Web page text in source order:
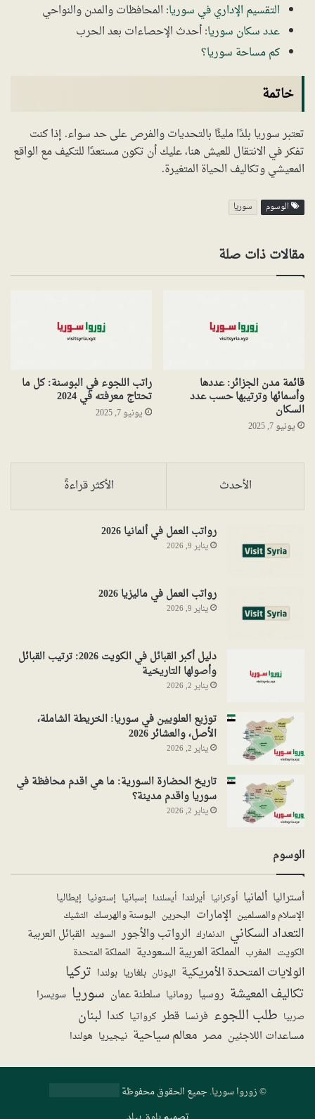
التقسيم الإداري في سوريا: المحافظات والمدن والنواحي
عدد سكان سوريا: أحدث الإحصاءات بعد الحرب
كم مساحة سوريا؟
خاتمة
تعتبر سوريا بلدًا مليئًا بالتحديات والفرص على حد سواء. إذا كنت
تفكر في الانتقال للعيش هنا، عليك أن تكون مستعدًا للتكيف مع الواقع
المعيشي وتكاليف الحياة المتغيرة.
الوسوم سوريا
مقالات ذات صلة
قائمة مدن الجزائر: عددها
وأسمائها وترتيبها حسب عدد
السكان
يونيو 7, 2025
راتب اللجوء في البوسنة: كل ما
تحتاج معرفته في 2024
يونيو 7, 2025
الأحدث الأكثر قراءةً
رواتب العمل في ألمانيا 2026
يناير 9, 2026
رواتب العمل في ماليزيا 2026
يناير 9, 2026
دليل أكبر القبائل في الكويت 2026: ترتيب القبائل
وأصولها التاريخية
يناير 2, 2026
توزيع العلويين في سوريا: الخريطة الشاملة،
الأصل، والعشائر 2026
يناير 2, 2026
تاريخ الحضارة السورية: ما هي اقدم محافظة في
سوريا واقدم مدينة؟
يناير 2, 2026
الوسوم
أستراليا ألمانيا أوكرانيا أيرلندا أيسلندا إسبانيا إستونيا إيطاليا
الإسلام والمسلمين الإمارات البحرين البوسنة والهرسك التشيك
التعداد السكاني الدنمارك الرواتب والأجور السويد القبائل العربية
الكويت المغرب المملكة العربية السعودية المملكة المتحدة
الولايات المتحدة الأمريكية اليونان بلغاريا بولندا تركيا
تكاليف المعيشة روسيا رومانيا سلطنة عمان سوريا سويسرا
صربيا طلب اللجوء فرنسا قطر كرواتيا كندا لبنان
مساعدات اللاجئين مصر معالم سياحية نيجيريا هولندا
©زوروا سوريا. جميع الحقوق محفوظة